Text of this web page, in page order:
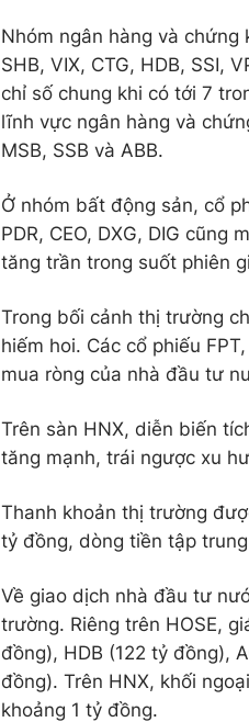
Nhóm ngân hàng và
SHB, VIX, CTG, HDB, SSI,
chỉ số chung khi có tới 7
lĩnh vực ngân hàng và
MSB, SSB và ABB.
Ở nhóm bất động sản, cổ
PDR, CEO, DXG, DIG
tăng trần trong suốt phiên
Trong bối cảnh thị trường
hiếm hoi. Các cổ phiếu
mua ròng của nhà đầu tư
Trên sàn HNX, diễn biến
tăng mạnh, trái ngược xu
Thanh khoản thị trường
tỷ đồng, dòng tiền tập
Về giao dịch nhà đầu tư
trường. Riêng trên HOSE,
đồng), HDB (122 tỷ đồng),
đồng). Trên HNX, khối
khoảng 1 tỷ đồng.